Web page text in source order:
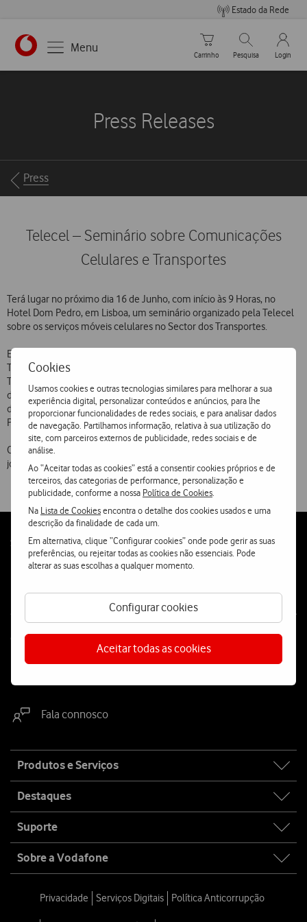
Cookies
Usamos cookies e outras tecnologias similares para melhorar a sua
experiência digital, personalizar conteúdos e anúncios, para lhe
proporcionar funcionalidades de redes sociais, e para analisar dados
de navegação. Partilhamos informação, relativa à sua utilização do
site, com parceiros externos de publicidade, redes sociais e de
análise.
Ao “Aceitar todas as cookies” está a consentir cookies próprios e de
terceiros, das categorias de performance, personalização e
publicidade, conforme a nossa Política de Cookies
Na Lista de Cookiesencontra o detalhe dos cookies usados e uma
descrição da finalidade de cada um.
Em alternativa, clique “Configurar cookies” onde pode gerir as suas
preferências, ou rejeitar todas as cookies não essenciais. Pode
alterar as suas escolhas a qualquer momento.
Configurar cookies
Aceitar todas as cookies
Estado da Rede
https://www.vodafone.pt
Menu
Carrinho de compras
Carrinho
Pesquisar
Pesquisa
My
Login
Press Releases
Breadcrumbs
Press
Telecel – Seminário sobre Comunicações
Celulares e Transportes
Terá lugar no próximo dia 16 de Junho, com início às 9 Horas, no
Hotel Dom Pedro, em Lisboa, um seminário organizado pela Telecel
sobre os serviços móveis celulares no Sector dos Transportes.
Este seminário, que abrange temas como os da Telemática nos
Transportes, Gestão de Frotas, Acesso Remoto a bases de dados,
Telecomunicações nos Transportes Ferroviários, projecto “Táxi
digital”, conta com a participação de especialistas da direcção Geral
dos Transportes Terrestres, do Instituto das Comunicações de
Portugal, da CP e de fabricantes de equipamentos.
Os trabalhos são abertos à comunicação social, nomeadamente aos
jornalistas das áreas das telecomunicações e dos transportes.
Follow
Social
Contacta-nos
WhatsApp Webchat
Fala connosco
map
Produtos e Serviços
Destaques
Suporte
Sobre a Vodafone
Privacidade Serviços Digitais Política Anticorrupção